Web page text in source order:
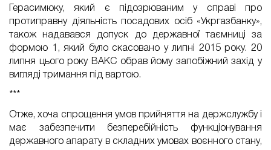
Герасимюку, який є підозрюваним у справі про
протиправну діяльність посадових осіб «Укргазбанку»,
також надавався допуск до державної таємниці за
формою 1, який було скасовано у липні 2015 року. 20
липня цього року ВАКС обрав йому запобіжний захід у
вигляді тримання під вартою.
***
Отже, хоча спрощення умов прийняття на держслужбу і
має забезпечити безперебійність функціонування
державного апарату в складних умовах воєнного стану,